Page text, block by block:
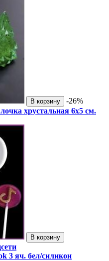
В корзину
-26%
хрустальная 6х5 см.
В корзину
3 яч. бел/силикон